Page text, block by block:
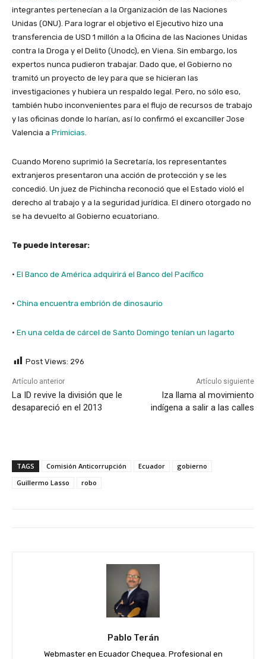
integrantes pertenecían a la Organización de las Naciones
Unidas (ONU). Para lograr el objetivo el Ejecutivo hizo una
transferencia de USD 1 millón a la Oficina de las Naciones Unidas
contra la Droga y el Delito (Unodc), en Viena. Sin embargo, los
expertos nunca pudieron trabajar. Dado que, el Gobierno no
tramitó un proyecto de ley para que se hicieran las
investigaciones y hubiera un respaldo legal. Pero, no sólo eso,
también hubo inconvenientes para el flujo de recursos de trabajo
y las oficinas donde lo harían, así lo confirmó el excanciller Jose
Valencia a Primicias
Cuando Moreno suprimió la Secretaría, los representantes
extranjeros presentaron una acción de protección y se les
concedió. Un juez de Pichincha reconoció que el Estado violó el
derecho al trabajo y a la seguridad jurídica. El dinero otorgado no
se ha devuelto al Gobierno ecuatoriano.
Te puede interesar:
· El Banco de América adquirirá el Banco del Pacífico
· China encuentra embrión de dinosaurio
· En una celda de cárcel de Santo Domingo tenían un lagarto
Post Views: 296
Artículo anterior
La ID revive la división que le
desapareció en el 2013
Artículo siguiente
Iza llama al movimiento
indígena a salir a las calles
TAGS Comisión Anticorrupción Ecuador
gobierno
Guillermo Lasso
robo
Pablo Terán
Webmaster en Ecuador Chequea. Profesional en